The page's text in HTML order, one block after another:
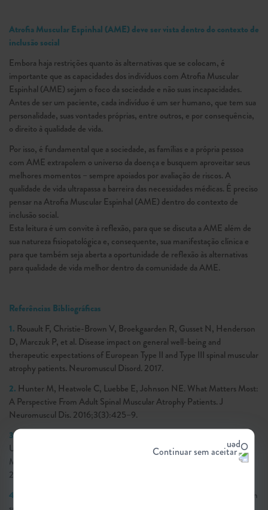
Continuar sem aceitar
Atrofia Muscular Espinhal (AME) deve ser vista dentro do contexto de
inclusão social
Embora haja restrições quanto às alternativas que se colocam, é
importante que as capacidades dos indivíduos com Atrofia Muscular
Espinhal (AME) sejam o foco da sociedade e não suas incapacidades.
Antes de ser um paciente, cada indivíduo é um ser humano, que tem sua
personalidade, suas von­tades próprias, entre outros, e por consequência,
o direito à qualidade de vida.
Por isso, é fundamental que a sociedade, as famílias e a própria pessoa
com AME extrapolem o uni­verso da doença e busquem aproveitar seus
melhores momentos – sempre apoiados por avaliação de riscos. A
qualidade de vida ultrapassa a barreira das necessidades médicas. É preciso
pensar na Atrofia Muscular Espinhal (AME) dentro do contexto de
inclusão social.
Esta leitura é um convite à reflexão, para que se discuta a AME além de
sua natureza fisiopatológica e, consequente, sua ma­nifestação clínica e
para que também seja aberta a oportunidade de reflexão às alternativas
para qualidade de vida melhor dentro da comunidade da AME.
Referências Bibliográficas
1. Rouault F, Christie-Brown V, Broekgaarden R, Gusset N, Henderson
D, Marczuk P, et al. Disease impact on general well-being and
therapeutic expectations of European Type II and Type III spinal muscular
atrophy patients. Neuro­muscul Disord. 2017.
2. Hunter M, Heatwole C, Luebbe E, Johnson NE. What Matters Most:
A Perspective From Adult Spinal Muscular Atrophy Patients. J
Neuromuscul Dis. 2016;3(3):425–9.
3.
Understanding the experiences and needs of individuals with Spinal
Muscular Atrophy and their parents: a qualitative study. BMC Neurol.
2015;15(1):217.
4.
Jeppesen J, Madsen A, Marquardt J, Rahbek J. Living and ageing with